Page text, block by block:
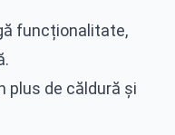
funcționalitate,
plus de căldură și